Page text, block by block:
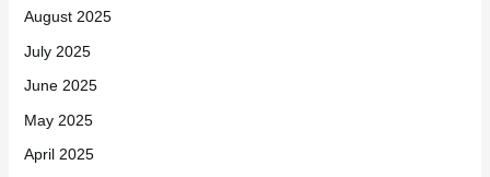
August 2025
July 2025
June 2025
May 2025
April 2025